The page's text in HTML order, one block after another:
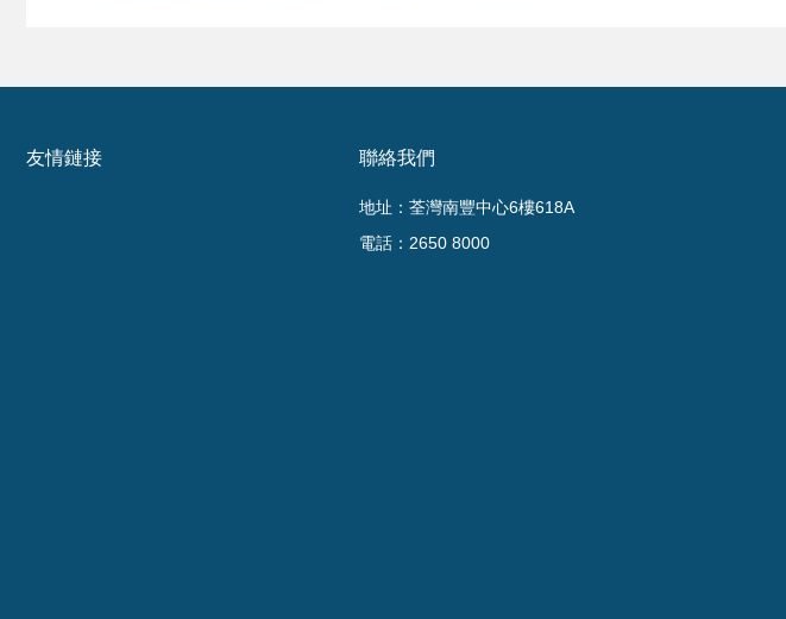
友情鏈接 聯絡我們
地址：荃灣南豐中心6樓618A
電話：2650 8000